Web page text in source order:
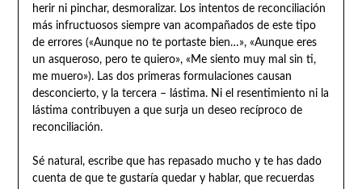
herir ni pinchar, desmoralizar. Los intentos de reconciliación
más infructuosos siempre van acompañados de este tipo
de errores («Aunque no te portaste bien…», «Aunque eres
un asqueroso, pero te quiero», «Me siento muy mal sin ti,
me muero»). Las dos primeras formulaciones causan
desconcierto, y la tercera – lástima. Ni el resentimiento ni la
lástima contribuyen a que surja un deseo recíproco de
reconciliación.
Sé natural, escribe que has repasado mucho y te has dado
cuenta de que te gustaría quedar y hablar, que recuerdas